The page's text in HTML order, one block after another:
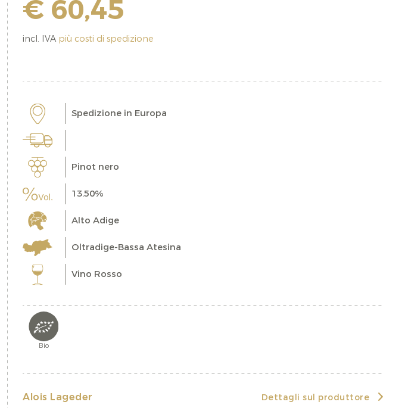
€ 60,45
incl. IVA più costi di spedizione
Spedizione in Europa
Pinot nero
13.50%
Alto Adige
Oltradige-Bassa Atesina
Vino Rosso
Bio
Alois Lageder Dettagli sul produttore